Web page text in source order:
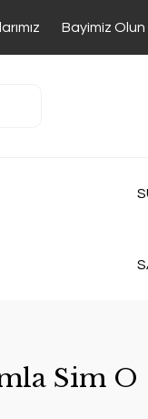
Bayimiz Olun
Sim O